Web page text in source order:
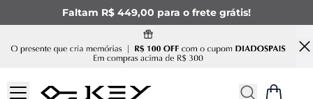
Faltam R$ 449,00 para o frete grátis!